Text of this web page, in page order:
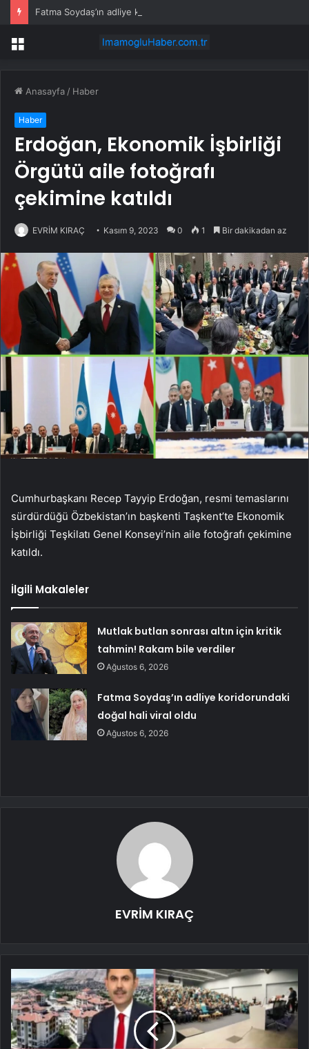
Fatma Soydaş’ın adliye koridorundaki doğal hali viral oldu
Menü
Anasayfa / Haber
Haber
Erdoğan, Ekonomik İşbirliği
Örgütü aile fotoğrafı
çekimine katıldı
EVRİM KIRAÇ Kasım 9, 2023 0 1 Bir dakikadan az
Cumhurbaşkanı Recep Tayyip Erdoğan, resmi temaslarını
sürdürdüğü Özbekistan’ın başkenti Taşkent’te Ekonomik
İşbirliği Teşkilatı Genel Konseyi’nin aile fotoğrafı çekimine
katıldı.
İlgili Makaleler
Mutlak butlan sonrası altın için kritik
tahmin! Rakam bile verdiler
Ağustos 6, 2026
Fatma Soydaş’ın adliye koridorundaki
doğal hali viral oldu
Ağustos 6, 2026
EVRİM KIRAÇ